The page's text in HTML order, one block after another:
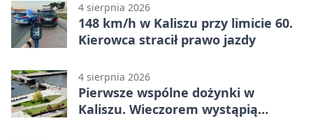
4 sierpnia 2026
148 km/h w Kaliszu przy limicie 60.
Kierowca stracił prawo jazdy
4 sierpnia 2026
Pierwsze wspólne dożynki w
Kaliszu. Wieczorem wystąpią